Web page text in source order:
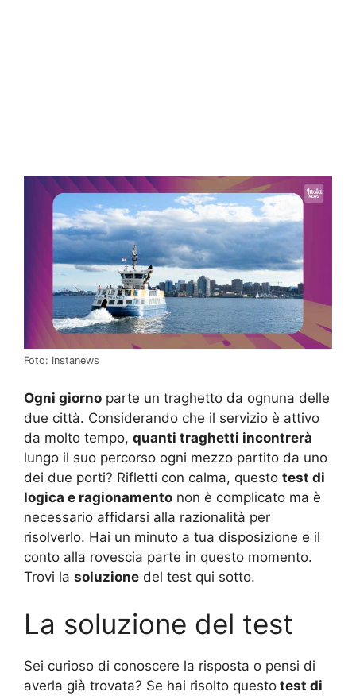
Foto: Instanews
Ogni giorno parte un traghetto da ognuna delle
due città. Considerando che il servizio è attivo
da molto tempo, quanti traghetti incontrerà
lungo il suo percorso ogni mezzo partito da uno
dei due porti? Rifletti con calma, questo test di
logica e ragionamento non è complicato ma è
necessario affidarsi alla razionalità per
risolverlo. Hai un minuto a tua disposizione e il
conto alla rovescia parte in questo momento.
Trovi la soluzione del test qui sotto.
La soluzione del test
Sei curioso di conoscere la risposta o pensi di
averla già trovata? Se hai risolto questo test di